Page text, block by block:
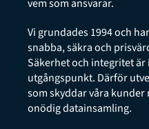
vem som ansvarar.
Vi grundades 1994 och
snabba, säkra och
Säkerhet och integritet är
utgångspunkt. Därför
som skyddar våra
onödig datainsamling.